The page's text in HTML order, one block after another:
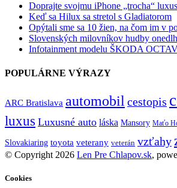
Doprajte svojmu iPhone „trocha“
Keď sa Hilux sa stretol s Gladiatorom
Opýtali sme sa 10 žien, na čom im v
Slovenských milovníkov hudby
Infotainment modelu ŠKODA
POPULÁRNE VÝRAZY
ARC Bratislava automobil cestopis
luxus Luxusné auto láska Mansory Maťo
Slovakiaring toyota veterany veterán vzťahy
© Copyright 2026 Len Pre Chlapov.sk,
Cookies